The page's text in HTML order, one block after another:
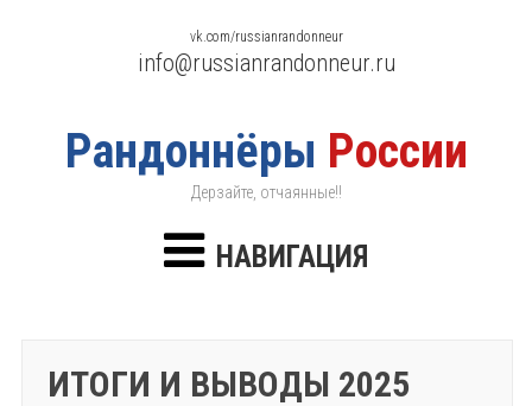
Рандоннёры России
Дерзайте, отчаянные!!
vk.com/russianrandonneur
info@russianrandonneur.ru
НАВИГАЦИЯ
ИТОГИ И ВЫВОДЫ 2025